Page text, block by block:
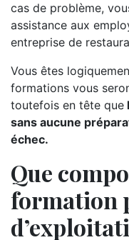
cas de problème,
assistance aux
entreprise de
Vous êtes
formations vous
toutefois en tête que
sans aucune
échec.
Que
formation